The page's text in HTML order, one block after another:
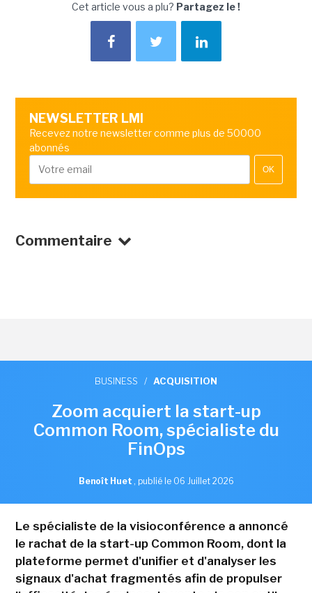
Cet article vous a plu? Partagez le !
NEWSLETTER LMI
Recevez notre newsletter comme plus de 50000
abonnés
OK
Commentaire
BUSINESS / ACQUISITION
Zoom acquiert la start-up
Common Room, spécialiste du
FinOps
Benoît Huet , publié le 06 Juillet 2026
Le spécialiste de la visioconférence a annoncé
le rachat de la start-up Common Room, dont la
plateforme permet d'unifier et d'analyser les
signaux d'achat fragmentés afin de propulser